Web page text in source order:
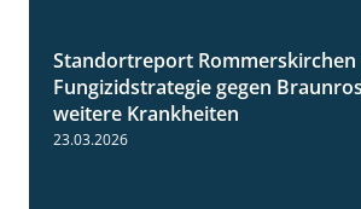
Standortreport Rommerskirchen
Fungizidstrategie gegen
weitere Krankheiten
23.03.2026